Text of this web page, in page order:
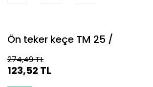
Ön teker keçe TM 25 /
274,49 TL
123,52 TL